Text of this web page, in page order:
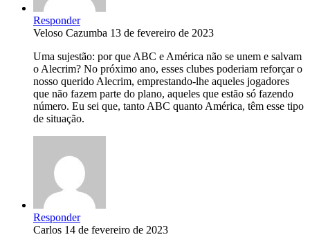
Responder
Veloso Cazumba 13 de fevereiro de 2023
Uma sujestão: por que ABC e América não se unem e salvam
o Alecrim? No próximo ano, esses clubes poderiam reforçar o
nosso querido Alecrim, emprestando-lhe aqueles jogadores
que não fazem parte do plano, aqueles que estão só fazendo
número. Eu sei que, tanto ABC quanto América, têm esse tipo
de situação.
Responder
Carlos 14 de fevereiro de 2023